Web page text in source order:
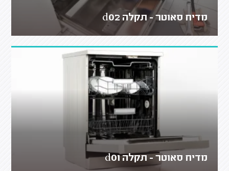
מדיח סאוטר - תקלה d02
מדיח סאוטר - תקלה d01